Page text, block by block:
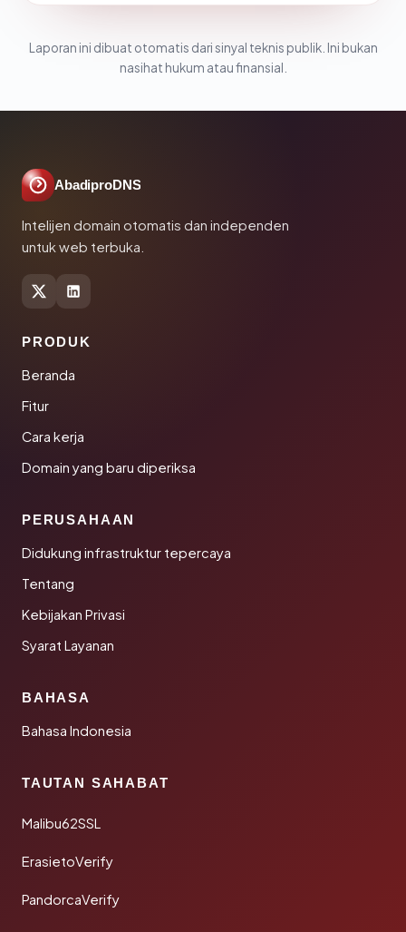
Laporan ini dibuat otomatis dari sinyal teknis publik. Ini bukan
nasihat hukum atau finansial.
AbadiproDNS
Intelijen domain otomatis dan independen
untuk web terbuka.
PRODUK
Beranda
Fitur
Cara kerja
Domain yang baru diperiksa
PERUSAHAAN
Didukung infrastruktur tepercaya
Tentang
Kebijakan Privasi
Syarat Layanan
BAHASA
Bahasa Indonesia
TAUTAN SAHABAT
Malibu62SSL
ErasietoVerify
PandorcaVerify